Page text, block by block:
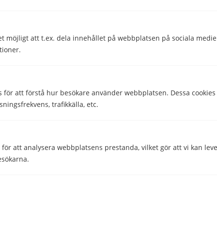
möjligt att t.ex. dela innehållet på webbplatsen på sociala
för att förstå hur besökare använder webbplatsen. Dessa
trafikkälla, etc.
för att analysera webbplatsens prestanda, vilket gör att vi kan
Hjälpte den här informationen dig?
114 52 Stockholm
Org nr: 556851-2321